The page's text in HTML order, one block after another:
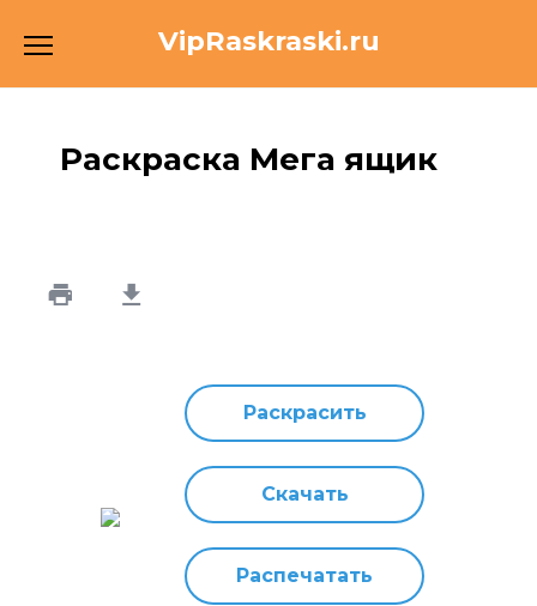
VipRaskraski.ru
Раскраска Мега ящик
Раскрасить
Скачать
Распечатать